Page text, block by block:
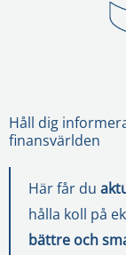
Håll dig
finansvärlden
Här får du
hålla koll på
bättre och